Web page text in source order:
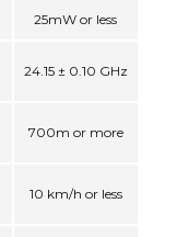
25mW or less
24.15 ± 0.10 GHz
700m or more
10 km/h or less